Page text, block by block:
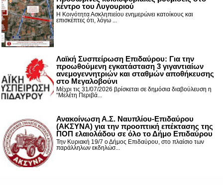
κέντρο του Λυγουριού
Η Κοινότητα Ασκληπιείου ενημερώνει κατοίκους και
επισκέπτες ότι, λόγω ...
Λαϊκή Συσπείρωση Επιδαύρου: Για την
προωθούμενη εγκατάσταση 3 γιγαντιαίων
ανεμογεννητριών και σταθμών αποθήκευσης
στο Μεγαλοβούνι
Μέχρι τις 31/07/2026 βρίσκεται σε δημόσια διαβούλευση η
“Μελέτη Περιβά...
Ανακοίνωση Α.Σ. Ναυπλίου-Επιδαύρου
(ΑΚΣΥΝΑ) για την προοπτική επέκτασης της
ΠΟΠ ελαιολάδου σε όλο το Δήμο Επιδαύρου
Την Κυριακή 19/7 ο Δήμος Επιδαύρου, στο πλαίσιο των
παράλληλων εκδηλώσ...